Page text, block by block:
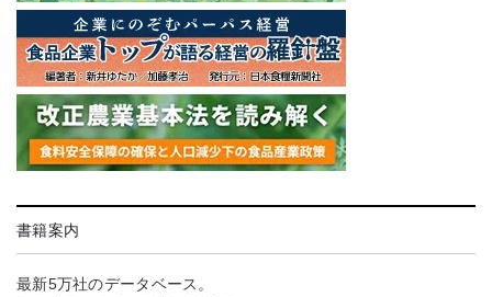
書籍案内
最新5万社のデータベース。